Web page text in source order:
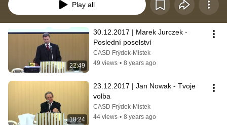
Play all
22:49
30.12.2017 | Marek Jurczek -
Poslední poselství
CASD Frýdek-Místek
49 views • 8 years ago
18:24
23.12.2017 | Jan Nowak - Tvoje
volba
CASD Frýdek-Místek
44 views • 8 years ago